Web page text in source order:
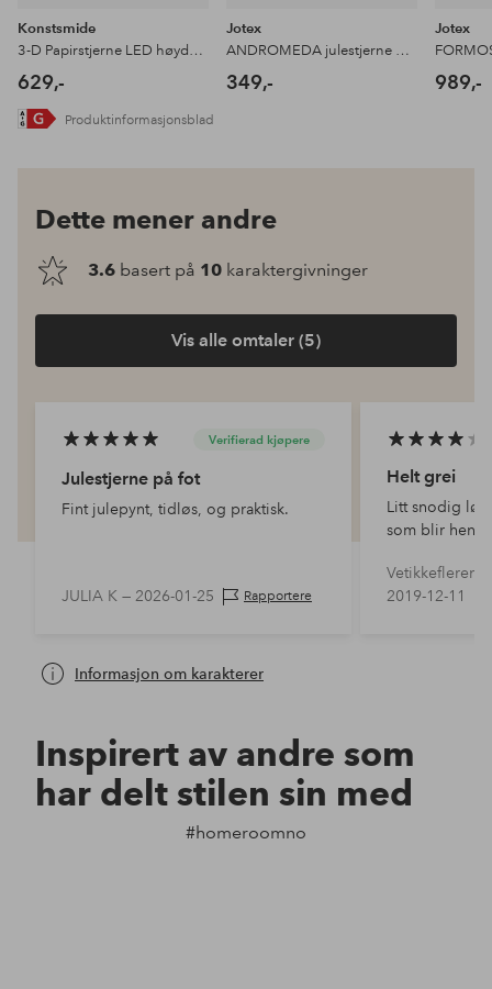
Konstsmide
3-D Papirstjerne LED høyde 45 cm
629,-
Produktinformasjonsblad
Jotex
ANDROMEDA julestjerne ø 60 cm
349,-
Jotex
989,-
Dette mener andre
3.6 basert på 10 karaktergivninger
Vis alle omtaler (5)
Verifierad kjøpere
Julestjerne på fot
Fint julepynt, tidløs, og praktisk.
JULIA K — 2026-01-25 Rapportere
Helt grei
Litt snodig
som blir
fint lys.
2019-12-11
Informasjon om karakterer
Inspirert av andre som
har delt stilen sin med
#homeroomno